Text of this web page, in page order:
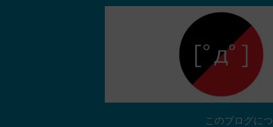
このブログに